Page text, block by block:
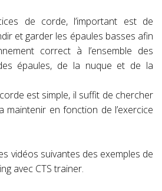
de corde, l’important est de
et garder les épaules basses afin
correct à l’ensemble des
épaules, de la nuque et de la
est simple, il suffit de chercher
en fonction de l’exercice
vidéos suivantes des exemples de
avec CTS trainer.